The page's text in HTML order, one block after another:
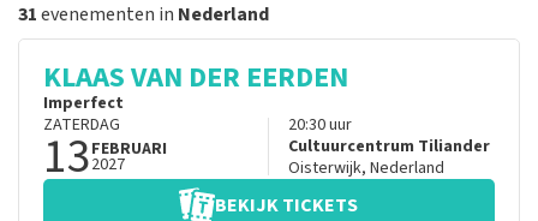
31evenementen in Nederland
KLAAS VAN DER EERDEN
Imperfect
ZATERDAG
13FEBRUARI
2027
20:30uur
Cultuurcentrum Tiliander
Oisterwijk, Nederland
BEKIJK TICKETS